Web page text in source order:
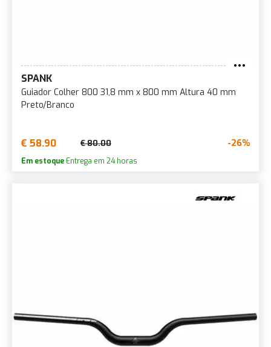
SPANK
Guiador Colher 800 31,8 mm x 800 mm Altura 40 mm
Preto/Branco
€ 58.90 € 80.00 -26%
Em estoque Entrega em 24 horas